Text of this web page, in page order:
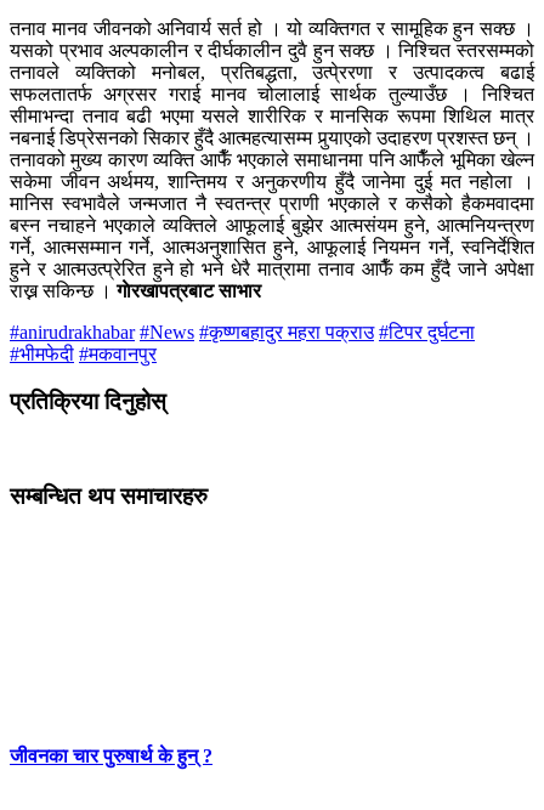
तनाव मानव जीवनको अनिवार्य सर्त हो । यो व्यक्तिगत र सामूहिक हुन सक्छ ।
यसको प्रभाव अल्पकालीन र दीर्घकालीन दुवै हुन सक्छ । निश्चित स्तरसम्मको
तनावले व्यक्तिको मनोबल, प्रतिबद्धता, उत्पे्ररणा र उत्पादकत्व बढाई
सफलतातर्फ अग्रसर गराई मानव चोलालाई सार्थक तुल्याउँछ । निश्चित
सीमाभन्दा तनाव बढी भएमा यसले शारीरिक र मानसिक रूपमा शिथिल मात्र
नबनाई डिप्रेसनको सिकार हुँदै आत्महत्यासम्म पुर्‍याएको उदाहरण प्रशस्त छन् ।
तनावको मुख्य कारण व्यक्ति आफैँ भएकाले समाधानमा पनि आफैँले भूमिका खेल्न
सकेमा जीवन अर्थमय, शान्तिमय र अनुकरणीय हुँदै जानेमा दुई मत नहोला ।
मानिस स्वभावैले जन्मजात नै स्वतन्त्र प्राणी भएकाले र कसैको हैकमवादमा
बस्न नचाहने भएकाले व्यक्तिले आफूलाई बुझेर आत्मसंयम हुने, आत्मनियन्त्रण
गर्ने, आत्मसम्मान गर्ने, आत्मअनुशासित हुने, आफूलाई नियमन गर्ने, स्वनिर्देशित
हुने र आत्मउत्प्रेरित हुने हो भने धेरै मात्रामा तनाव आफैँ कम हुँदै जाने अपेक्षा
राख्न सकिन्छ ।गाेरखापत्रबाट साभार
#anirudrakhabar #News #कृष्णबहादुर महरा पक्राउ #टिपर दुर्घटना
#भीमफेदी #मकवानपुर
प्रतिक्रिया दिनुहोस्
सम्बन्धित थप समाचारहरु
जीवनका चार पुरुषार्थ के हुन् ?